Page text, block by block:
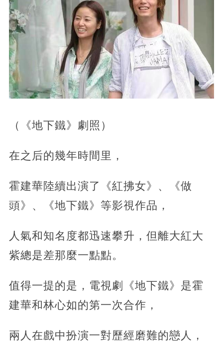
（《地下鐵》劇照）
在之后的幾年時間里，
霍建華陸續出演了《紅拂女》、《做
頭》、《地下鐵》等影視作品，
人氣和知名度都迅速攀升，但離大紅大
紫總是差那麼一點點。
值得一提的是，電視劇《地下鐵》是霍
建華和林心如的第一次合作，
兩人在戲中扮演一對歷經磨難的戀人，